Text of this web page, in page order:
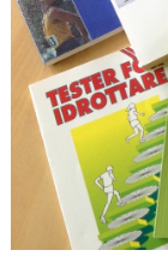
BILDGALLERI
DOKUMENT